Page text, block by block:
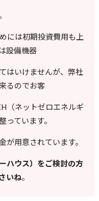
には初期投資費用も上
設備機器
はいけませんが、弊社
るのでお客
（ネットゼロエネルギ
ています。
が用意されています。
ハウス）をご検討の方
いね。